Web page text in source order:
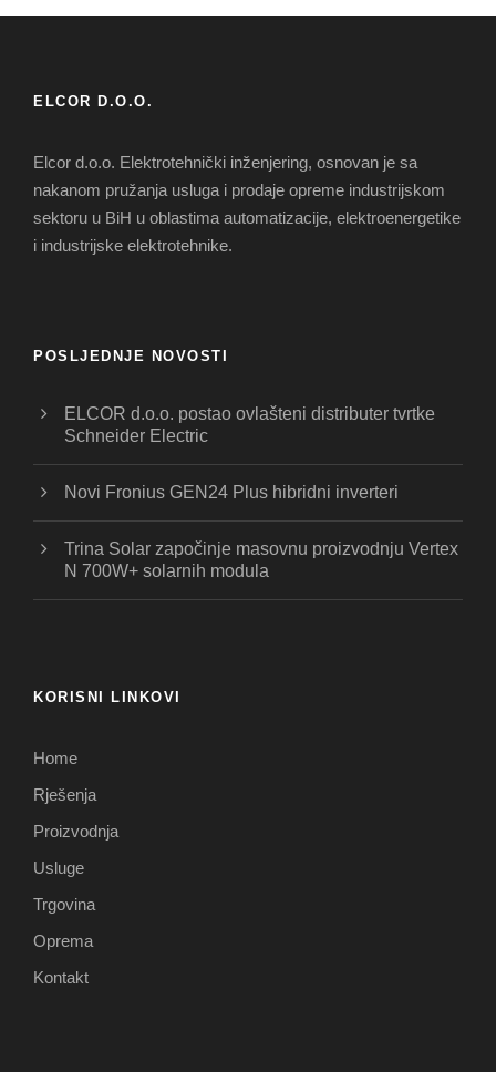
ELCOR D.O.O.
Elcor d.o.o. Elektrotehnički inženjering, osnovan je sa
nakanom pružanja usluga i prodaje opreme industrijskom
sektoru u BiH u oblastima automatizacije, elektroenergetike
i industrijske elektrotehnike.
POSLJEDNJE NOVOSTI
ELCOR d.o.o. postao ovlašteni distributer tvrtke
Schneider Electric
Novi Fronius GEN24 Plus hibridni inverteri
Trina Solar započinje masovnu proizvodnju Vertex
N 700W+ solarnih modula
KORISNI LINKOVI
Home
Rješenja
Proizvodnja
Usluge
Trgovina
Oprema
Kontakt